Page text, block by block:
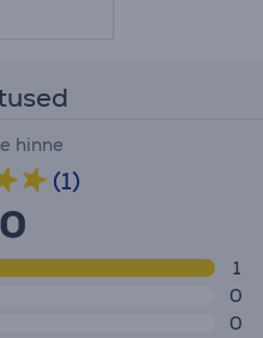
hinne
(1)
1
0
0